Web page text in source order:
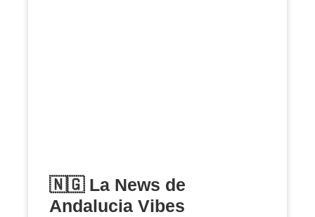
🇳🇬 La News de
Andalucia Vibes